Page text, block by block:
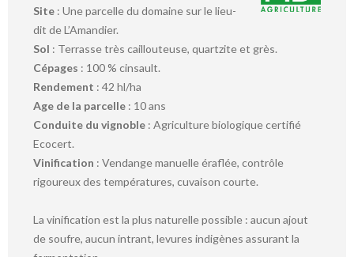
Site : Une parcelle du domaine sur le lieu-
dit de L’Amandier.
Sol : Terrasse très caillouteuse, quartzite et grès.
Cépages : 100 % cinsault.
Rendement : 42 hl/ha
Age de la parcelle : 10 ans
Conduite du vignoble : Agriculture biologique certifié
Ecocert.
Vinification : Vendange manuelle éraflée, contrôle
rigoureux des températures, cuvaison courte.
La vinification est la plus naturelle possible : aucun ajout
de soufre, aucun intrant, levures indigènes assurant la